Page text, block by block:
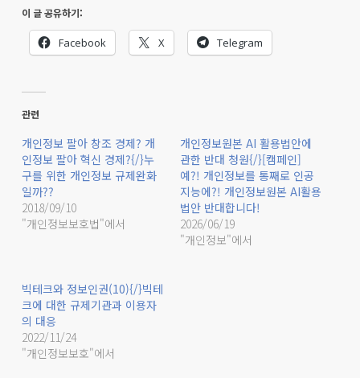
로서, 위법한 동의 강제를 중지시키고, 개
인정보처리방침을 시정하라
서비스 본질적인 기능 수행에 필수적이지 않
는 과도한 개인정보 수집 동의 강요는 이용자
에 대한 갑질
인권침해적 맞춤형 광고에 대한 선택권을 보
장하라
페이스북, 인스타그램 등의 서비스를 제공하
이 글 공유하기:
Facebook X Telegram
관련
개인정보 팔아 창조 경제? 개
인정보 팔아 혁신 경제?{/}누
구를 위한 개인정보 규제완화
일까??
2018/09/10
"개인정보보호법"에서
개인정보원본 AI 활용법안에
관한 반대 청원{/}[캠페인]
예?! 개인정보를 통째로 인공
지능에?! 개인정보원본 AI활용
법안 반대합니다!
2026/06/19
"개인정보"에서
빅테크와 정보인권(10){/}빅테
크에 대한 규제기관과 이용자
의 대응
2022/11/24
"개인정보보호"에서